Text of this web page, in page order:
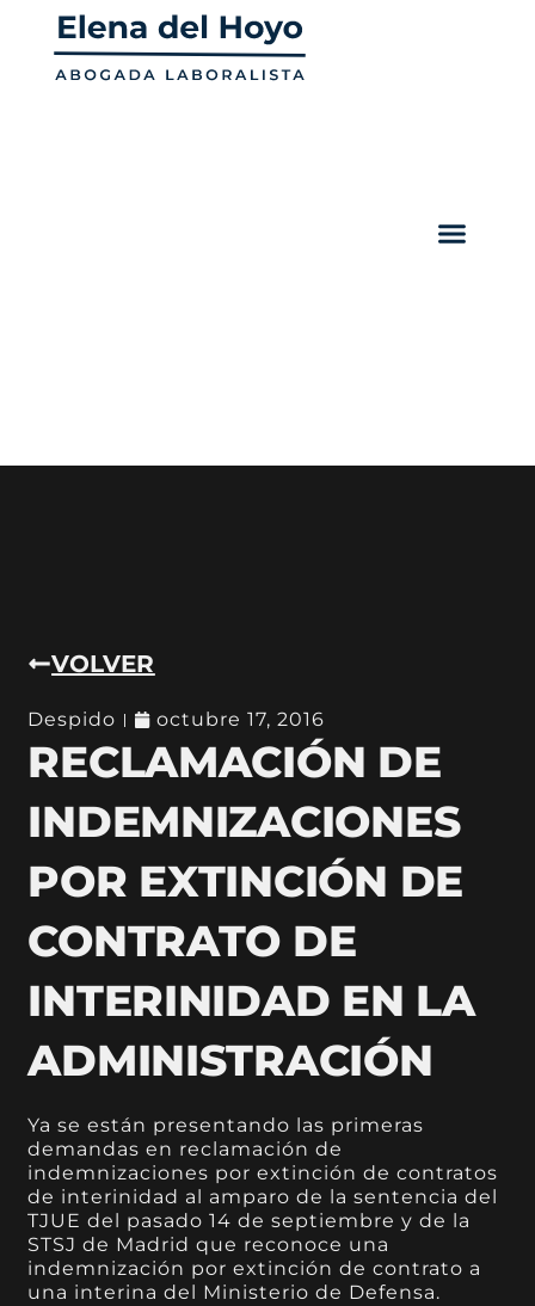
VOLVER
Despido octubre 17, 2016
RECLAMACIÓN DE
INDEMNIZACIONES
POR EXTINCIÓN DE
CONTRATO DE
INTERINIDAD EN LA
ADMINISTRACIÓN
Ya se están presentando las primeras
demandas en reclamación de
indemnizaciones por extinción de contratos
de interinidad al amparo de la sentencia del
TJUE del pasado 14 de septiembre y de la
STSJ de Madrid que reconoce una
indemnización por extinción de contrato a
una interina del Ministerio de Defensa.